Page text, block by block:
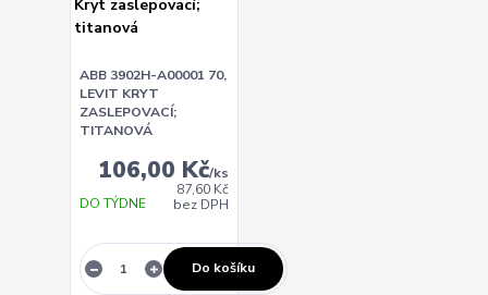
ABB 3902H-A00001 70,
LEVIT KRYT
ZASLEPOVACÍ;
TITANOVÁ
106,00 Kč/ks
87,60 Kč
bez DPH
DO TÝDNE
Do košíku